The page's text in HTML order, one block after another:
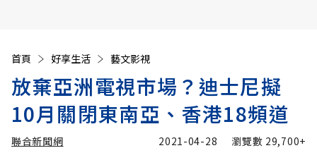
首頁 好享生活 藝文影視
放棄亞洲電視市場？迪士尼擬
10月關閉東南亞、香港18頻道
聯合新聞網 2021-04-28 瀏覽數 29,700+